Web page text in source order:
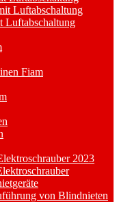
Luftabschaltung
Luftabschaltung
Fiam
2023
von Blindnieten